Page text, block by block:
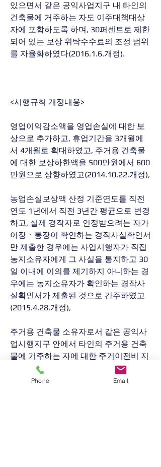
있으면서 같은 공익사업지구 내 타인의
건축물에 거주하는 자도 이주대책대상
자에 포함하도록 하며, 30퍼센트로 제한
되어 있는 보상 위탁수수료의 조정 범위
를 자율화하였다(2016.1.6.개정).
<시행규칙 개정내용>
영업이익감소액을 영업손실에 대한 보
상으로 추가하고, 휴업기간을 3개월에
서 4개월로 확대하였고, 주거용 건축물
에 대한 보상하한액을 500만원에서 600
만원으로 상향하였고(2014.10.22.개정),
농업손실보상액 산정 기준연도를 직전
연도 1년에서 직전 3년간 평균으로 변경
하고, 실제 경작자로 인정받으려는 자가
이장ㆍ통장이 확인하는 경작사실확인서
만 제출한 경우에는 사업시행자가 직접
농지소유자에게 그 사실을 통지하고 30
일 이내에 이의를 제기하지 아니하는 경
우에는 농지소유자가 확인하는 경작사
실확인서가 제출된 것으로 간주하였고
(2015.4.28.개정),
주거용 건축물 소유자로서 같은 공익사
업시행지구 안에서 타인의 주거용 건축
물에 거주하는 자에 대한 주거이전비 지
급기준을 주거용 건축물을 소유하면서
실제 거주하는 자와 동일한 2개월분으
Phone Email